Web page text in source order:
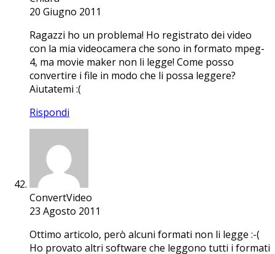
20 Giugno 2011
Ragazzi ho un problema! Ho registrato dei video
con la mia videocamera che sono in formato mpeg-
4, ma movie maker non li legge! Come posso
convertire i file in modo che li possa leggere?
Aiutatemi :(
Rispondi
ConvertVideo
23 Agosto 2011
Ottimo articolo, però alcuni formati non li legge :-(
Ho provato altri software che leggono tutti i formati